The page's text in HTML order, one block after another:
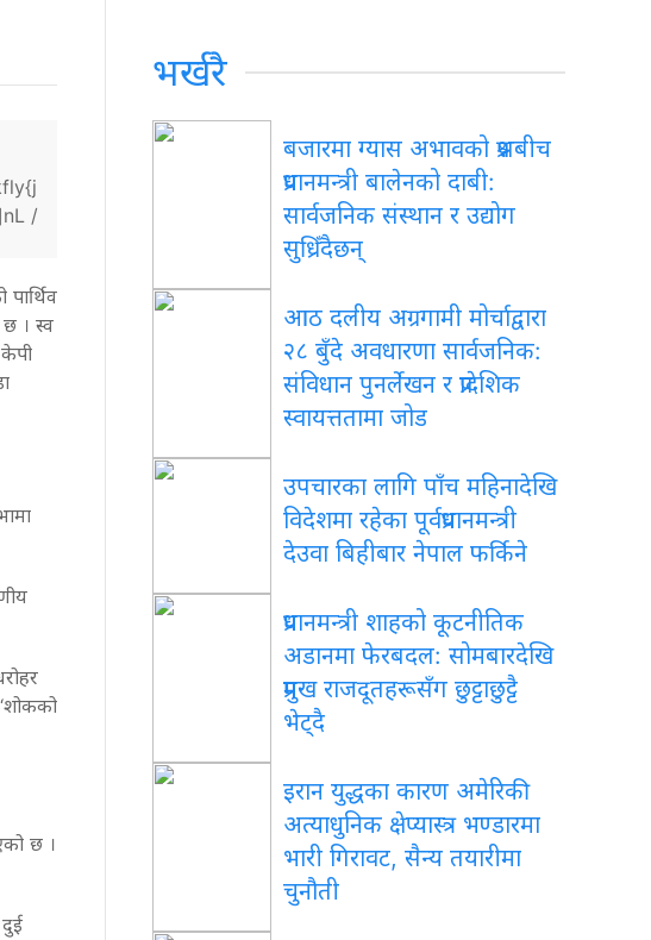
/
छ । स्व
छ ।
भर्खरै
बजारमाग्यास अभावको प्रश्नबीच
प्रधानमन्त्री बालेनको दाबी:
सार्वजनिक संस्थान र उद्योग
सुध्रिँदैछन्
आठदलीय अग्रगामी मोर्चाद्वारा
२८ बुँदे अवधारणा सार्वजनिक:
संविधान पुनर्लेखन र प्रादेशिक
स्वायत्ततामा जोड
उपचारकालागि पाँच महिनादेखि
विदेशमा रहेका पूर्वप्रधानमन्त्री
देउवा बिहीबार नेपाल फर्किने
प्रधानमन्त्री शाहको कूटनीतिक
अडानमा फेरबदल: सोमबारदेखि
प्रमुख राजदूतहरूसँग छुट्टाछुट्टै
भेट्दै
इरानयुद्धका कारण अमेरिकी
अत्याधुनिक क्षेप्यास्त्र भण्डारमा
भारी गिरावट, सैन्य तयारीमा
चुनौती